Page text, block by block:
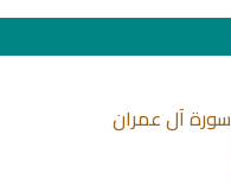
سورة آل عمران